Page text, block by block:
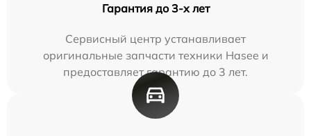
Гарантия до 3-х лет
Сервисный центр устанавливает
оригинальные запчасти техники Hasee и
предоставляет гарантию до 3 лет.